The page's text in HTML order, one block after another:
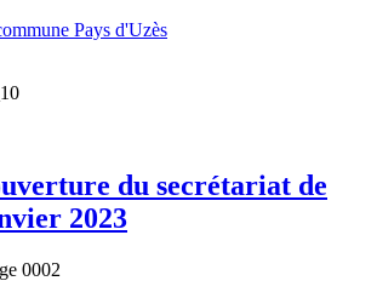
du secrétariat de
2023